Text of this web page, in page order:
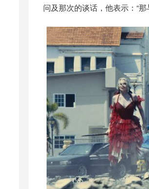
问及那次的谈话，他表示：“